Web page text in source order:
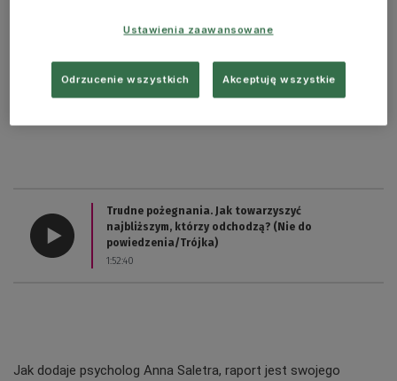
trudnej sytuacji zupełnie nieoczekiwanie, m.in. z
dotyka on nas albo naszych bliskich – przyznaje
Ann
Trudne pożegnania. Jak towarzyszyć
najbliższym, którzy odchodzą? (Nie do
powiedzenia/Trójka)
1:52:40
Jak dodaje psycholog Anna Saletra, raport jest swojego
Ustawienia zaawansowane
Odrzucenie wszystkich Akceptuję wszystkie